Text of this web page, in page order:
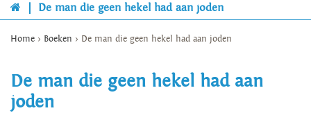
De man die geen hekel had aan joden
Home > Boeken > De man die geen hekel had aan joden
De man die geen hekel had aan
joden